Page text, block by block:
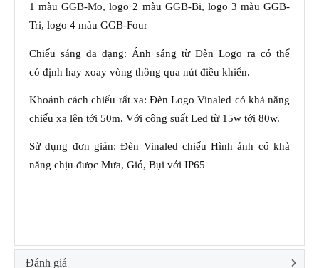
1 màu GGB-Mo, logo 2 màu GGB-Bi, logo 3 màu GGB-
Tri, logo 4 màu GGB-Four
Chiếu sáng đa dạng: Ánh sáng từ Đèn Logo ra có thể
có định hay xoay vòng thông qua nút điều khiển.
Khoảnh cách chiếu rất xa: Đèn Logo Vinaled có khả năng
chiếu xa lên tới 50m. Với công suất Led từ 15w tới 80w.
Sử dụng đơn giản: Đèn Vinaled chiếu Hình ảnh có khả
năng chịu được Mưa, Gió, Bụi với IP65
Đánh giá